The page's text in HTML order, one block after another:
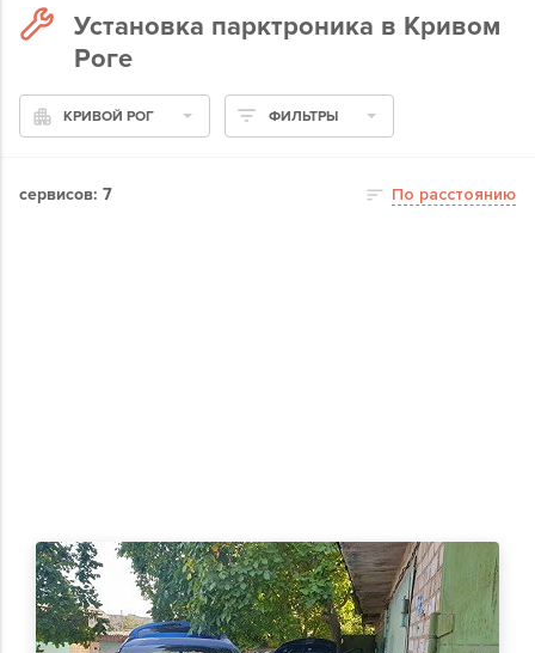
Установка парктроника в Кривом
Роге
КРИВОЙ РОГ ФИЛЬТРЫ
сервисов: 7 По расстоянию